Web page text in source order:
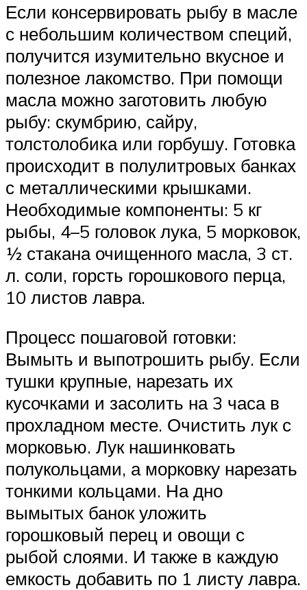
Если консервировать рыбу в масле
с небольшим количеством специй,
получится изумительно вкусное и
полезное лакомство. При помощи
масла можно заготовить любую
рыбу: скумбрию, сайру,
толстолобика или горбушу. Готовка
происходит в полулитровых банках
с металлическими крышками.
Необходимые компоненты: 5 кг
рыбы, 4–5 головок лука, 5 морковок,
½ стакана очищенного масла, 3 ст.
л. соли, горсть горошкового перца,
10 листов лавра.
Процесс пошаговой готовки:
Вымыть и выпотрошить рыбу. Если
тушки крупные, нарезать их
кусочками и засолить на 3 часа в
прохладном месте. Очистить лук с
морковью. Лук нашинковать
полукольцами, а морковку нарезать
тонкими кольцами. На дно
вымытых банок уложить
горошковый перец и овощи с
рыбой слоями. И также в каждую
емкость добавить по 1 листу лавра.